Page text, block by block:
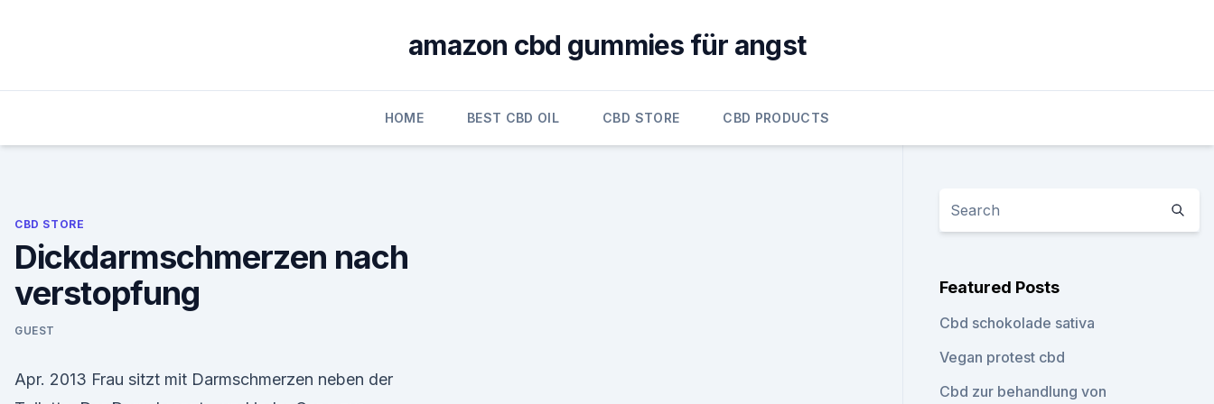
amazon cbd gummies für angst
HOME BEST CBD OIL CBD STORE CBD PRODUCTS
CBD STORE
Dickdarmschmerzen nach
verstopfung
GUEST
Apr. 2013 Frau sitzt mit Darmschmerzen neben der
Featured Posts
Cbd schokolade sativa
Vegan protest cbd
Cbd zur behandlung von